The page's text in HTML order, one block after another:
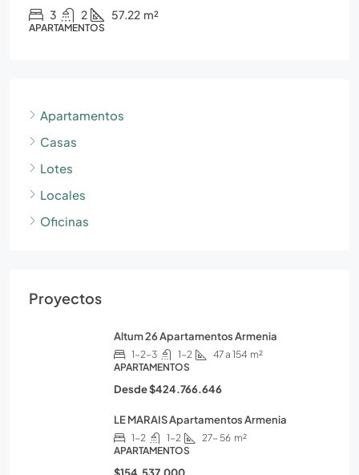
3 2 57.22 m²
APARTAMENTOS
Apartamentos
Casas
Lotes
Locales
Oficinas
Proyectos
Altum 26 Apartamentos Armenia
1-2-3 1-2 47 a 154 m²
APARTAMENTOS
Desde$424.766.646
LE MARAIS Apartamentos Armenia
1-2 1-2 27- 56 m²
APARTAMENTOS